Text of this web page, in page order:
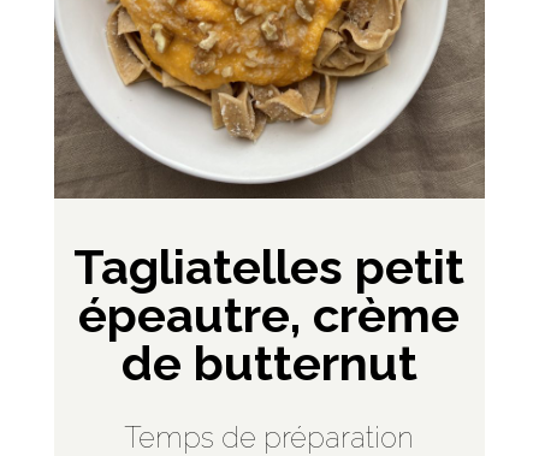
Tagliatelles petit
épeautre, crème
de butternut
Temps de préparation